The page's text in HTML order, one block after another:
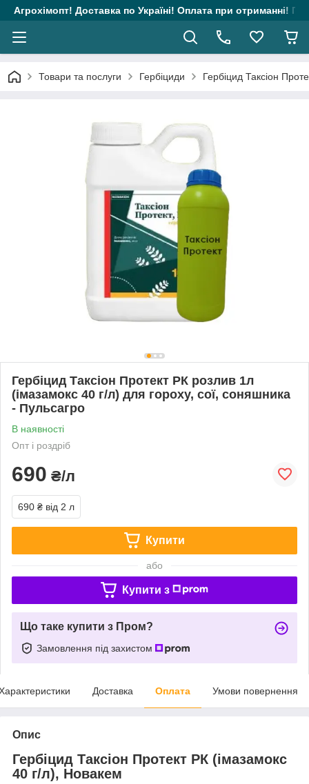
Агрохімопт! Доставка по Україні! Оплата при отриманні!
Товари та послуги Гербіциди Гербіцид Таксіон
Гербіцид Таксіон Протект РК розлив 1л
(імазамокс 40 г/л) для гороху, сої, соняшника
- Пульсагро
В наявності
Опт і роздріб
690 ₴/л
690 ₴ від 2 л
Купити
або
Купити з
Що таке купити з Пром?
Замовлення під захистом
Доставка Оплата Умови повернення
Опис
Гербіцид Таксіон Протект РК (імазамокс
40 г/л), Новакем